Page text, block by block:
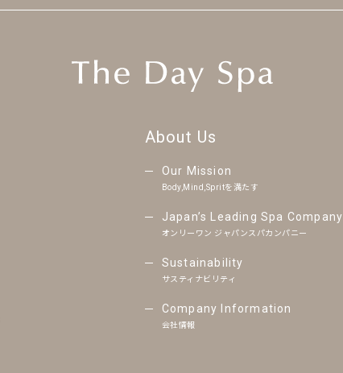
About Us
Our Mission
Body,Mind,Spritを満たす
Japan’s Leading Spa Company
オンリーワン ジャパンスパカンパニー
Sustainability
サスティナビリティ
Company Information
会社情報